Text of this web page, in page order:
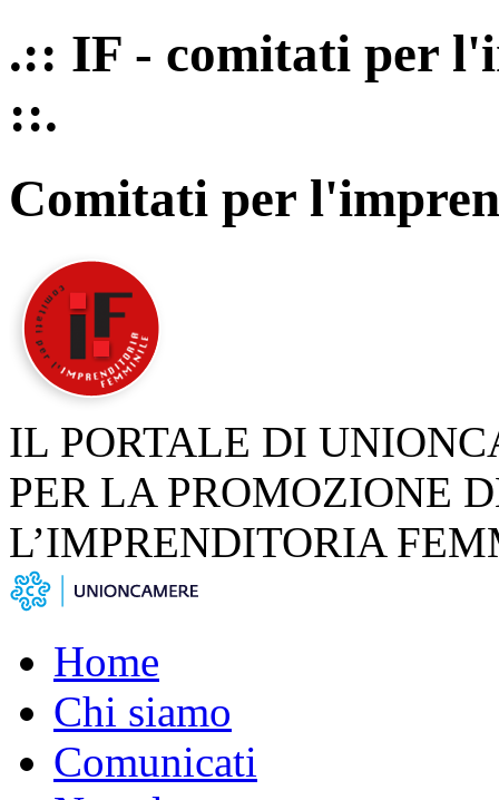
.:: IF - comitati per
::.
Comitati per
IL PORTALE DI
PER LA PROMOZIONE
L’IMPRENDITORIA
Home
Chi siamo
Comunicati